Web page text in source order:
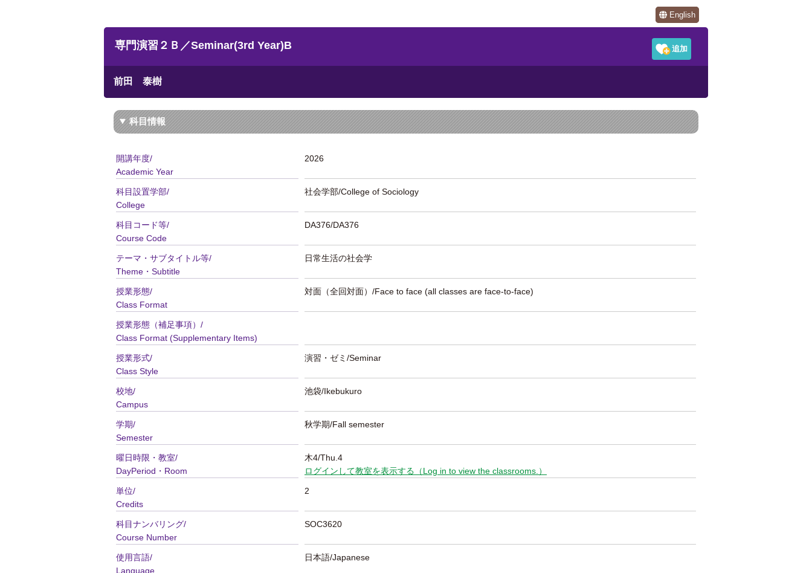
English
専門演習２Ｂ／Seminar(3rd Year)B
前田 泰樹
科目情報
開講年度/
Academic Year
2026
科目設置学部/
College
社会学部/College of Sociology
科目コード等/
Course Code
DA376/DA376
テーマ・サブタイトル等/
Theme・Subtitle
日常生活の社会学
授業形態/
Class Format
対面（全回対面）/Face to face (all classes are face-to-face)
授業形態（補足事項）/
Class Format (Supplementary Items)
授業形式/
Class Style
演習・ゼミ/Seminar
校地/
Campus
池袋/Ikebukuro
学期/
Semester
秋学期/Fall semester
曜日時限・教室/
DayPeriod・Room
木4/Thu.4
ログインして教室を表示する（Log in to view the classrooms.）
単位/
Credits
2
科目ナンバリング/
Course Number
SOC3620
使用言語/
Language
日本語/Japanese